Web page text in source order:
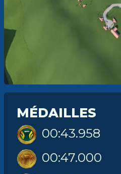
MÉDAILLES
00:43.958
00:47.000